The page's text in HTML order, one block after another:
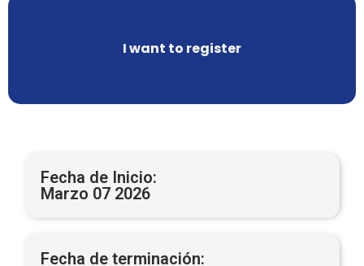
I want to register
Fecha de Inicio:
Marzo 07 2026
Fecha de terminación: